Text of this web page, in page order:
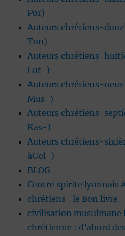
Por)
Auteurs chrétiens-
Ton)
Auteurs chrétiens-
Lut-)
Auteurs chrétiens-
Mus-)
Auteurs chrétiens-
Kas-)
Auteurs chrétiens-
àGol-)
BLOG
Centre spirite lyonnais
chrétiens -le Bon livre
civilisation musulmane
chrétienne : d’abord